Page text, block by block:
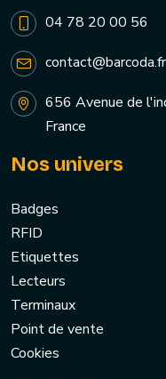
04 78 20 00 56
contact@barcoda.fr
656 Avenue de
France
Nos univers
Badges
RFID
Etiquettes
Lecteurs
Terminaux
Point de vente
Cookies